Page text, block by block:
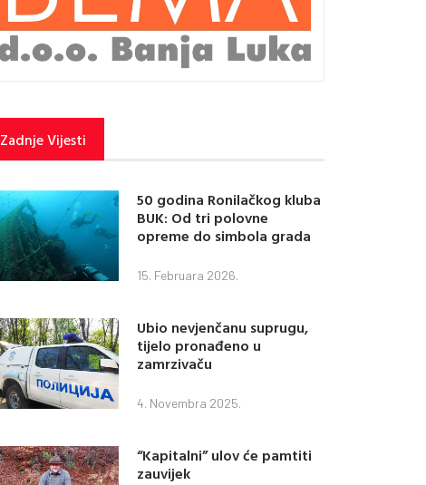
Zadnje Vijesti
50 godina Ronilačkog kluba
BUK: Od tri polovne
opreme do simbola grada
15. Februara 2026.
Ubio nevjenčanu suprugu,
tijelo pronađeno u
zamrzivaču
4. Novembra 2025.
“Kapitalni” ulov će pamtiti
zauvijek